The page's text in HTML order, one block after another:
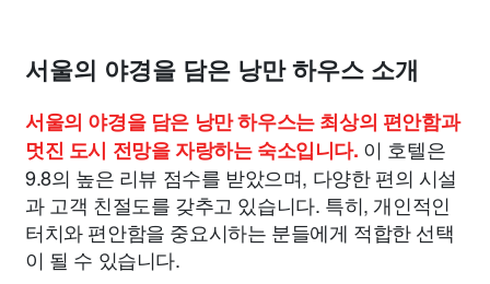
서울의 야경을 담은 낭만 하우스 소개
서울의 야경을 담은 낭만 하우스는 최상의 편안함과
멋진 도시 전망을 자랑하는 숙소입니다. 이 호텔은
9.8의 높은 리뷰 점수를 받았으며, 다양한 편의 시설
과 고객 친절도를 갖추고 있습니다. 특히, 개인적인
터치와 편안함을 중요시하는 분들에게 적합한 선택
이 될 수 있습니다.